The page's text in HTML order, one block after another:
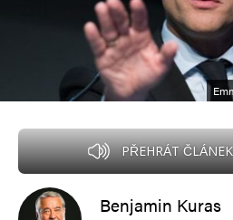
PŘEHRÁT ČLÁNEK
Benjamin Kuras